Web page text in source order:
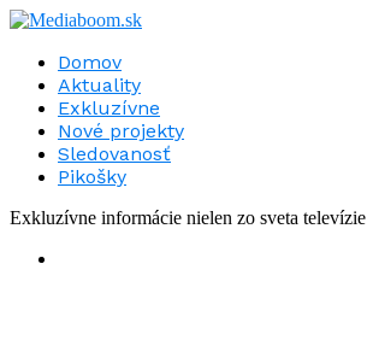
Domov
Aktuality
Exkluzívne
Nové projekty
Sledovanosť
Pikošky
Exkluzívne informácie nielen zo sveta televízie